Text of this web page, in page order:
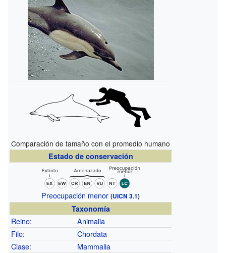
Comparación de tamaño con el promedio humano
Estado de conservación
Preocupación menor (UICN 3.1)
Taxonomía
Reino:
Animalia
Filo:
Chordata
Clase:
Mammalia